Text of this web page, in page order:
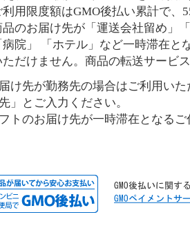
利用限度額はGMO後払い累計で、
品のお届け先が「運送会社留め」
病院」 「ホテル」など一時滞在
ただけません。商品の転送サービ
先が勤務先の場合はご利用いた
」とご入力ください。
のお届け先が一時滞在となるご